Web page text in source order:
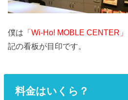
僕は 「Wi-Ho! MOBLE CENTER」
記の看板が目印です。
料金はいくら？